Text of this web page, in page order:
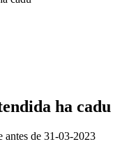
ha cadu
antes de 31-03-2023